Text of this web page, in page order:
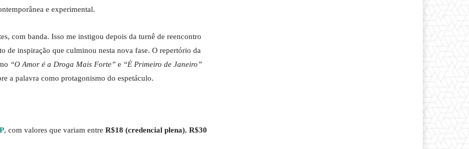
e experimental.
com banda. Isso me instigou depois da turnê de reencontro
de inspiração que culminou nesta nova fase. O repertório da
“O Amor é a Droga Mais Forte” e “É Primeiro de Janeiro”
a palavra como protagonismo do espetáculo.
, com valores que variam entre R$18 (credencial plena), R$30